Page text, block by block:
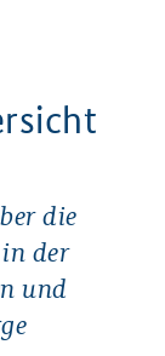
die
der
und